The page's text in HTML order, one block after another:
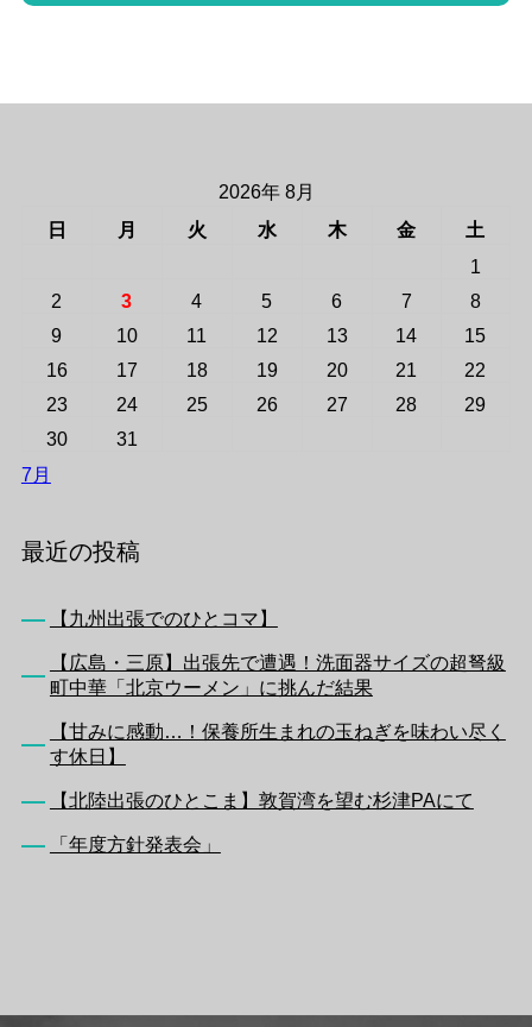
2026年 8月
日
月 火 水 木 金
土
1
2
3 4 5 6 7
8
9
10 11 12 13 14
15
16
17 18 19 20 21
22
23
24 25 26 27 28
29
30
31
7月
最近の投稿
【九州出張でのひとコマ】
【広島・三原】出張先で遭遇！洗面器サイズの超弩級
町中華「北京ウーメン」に挑んだ結果
【甘みに感動…！保養所生まれの玉ねぎを味わい尽く
す休日】
【北陸出張のひとこま】敦賀湾を望む杉津PAにて
「年度方針発表会」